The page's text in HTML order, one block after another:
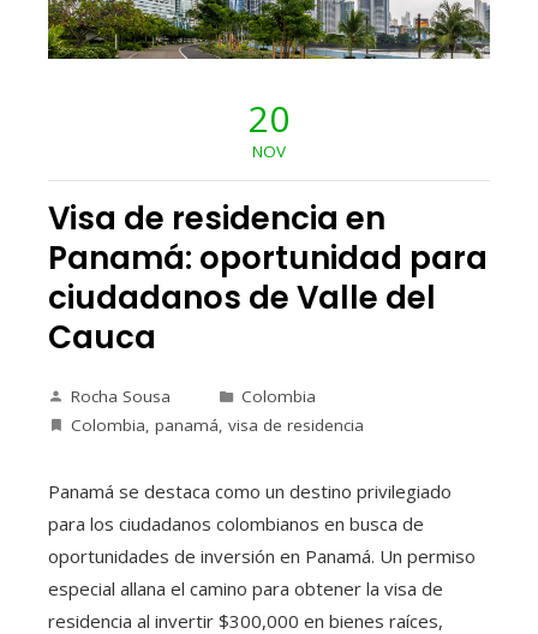
20
NOV
Visa de residencia en
Panamá: oportunidad para
ciudadanos de Valle del
Cauca
Rocha Sousa
Colombia
Colombia, panamá, visa de residencia
Panamá se destaca como un destino privilegiado
para los ciudadanos colombianos en busca de
oportunidades de inversión en Panamá. Un permiso
especial allana el camino para obtener la visa de
residencia al invertir $300,000 en bienes raíces,